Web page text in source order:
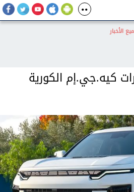
الأخبار
كيه.جي.إم الكورية